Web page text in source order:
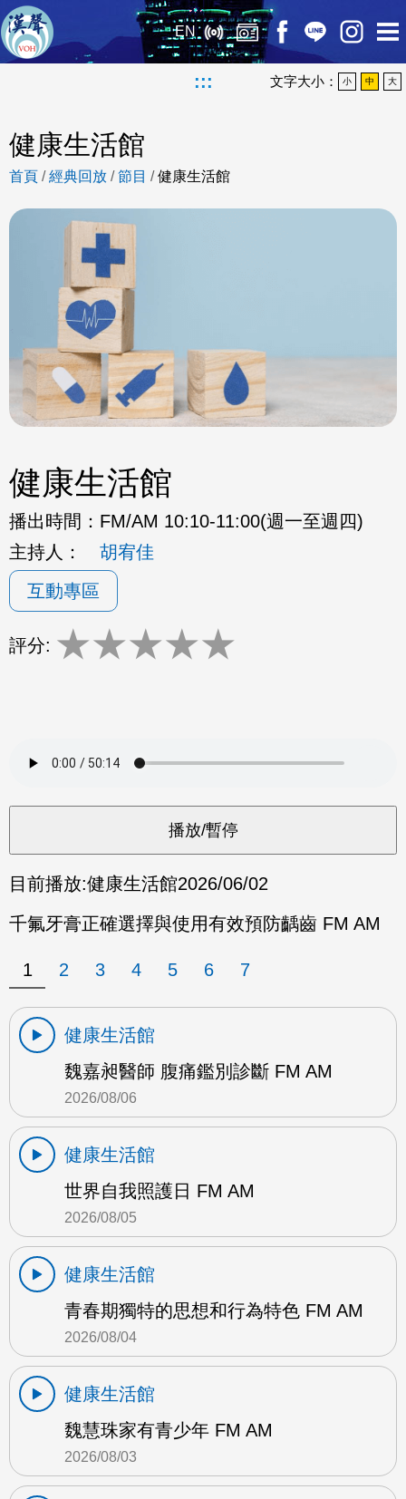
EN
::: 文字大小： 小 中 大
健康生活館
首頁 /經典回放 /節目 /健康生活館
健康生活館
播出時間： FM/AM 10:10-11:00(週一至週四)
主持人：
胡宥佳
互動專區
評分: ★★★★★
目前播放:健康生活館2026/06/02
千氟牙膏正確選擇與使用有效預防齲齒 FM AM
1 2 3 4 5 6 7
健康生活館
魏嘉昶醫師 腹痛鑑別診斷 FM AM
2026/08/06
健康生活館
世界自我照護日 FM AM
2026/08/05
健康生活館
青春期獨特的思想和行為特色 FM AM
2026/08/04
健康生活館
魏慧珠家有青少年 FM AM
2026/08/03